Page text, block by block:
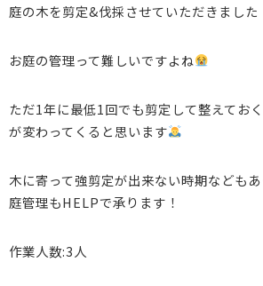
庭の木を剪定&伐採させていただきました
お庭の管理って難しいですよね
ただ1年に最低1回でも剪定して整えてお
が変わってくると思います
木に寄って強剪定が出来ない時期なども
庭管理もHELPで承ります！
作業人数:3人